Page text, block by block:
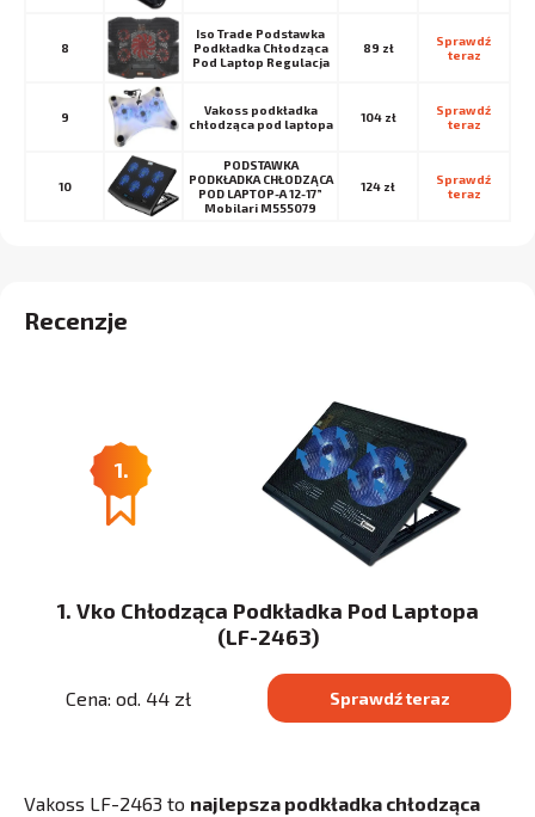
8
Iso Trade Podstawka
Podkładka Chłodząca
Pod Laptop Regulacja
89 zł
Sprawdź
teraz
9
Vakoss podkładka
chłodząca pod laptopa
104 zł
Sprawdź
teraz
10
PODSTAWKA
PODKŁADKA CHŁODZĄCA
POD LAPTOP-A 12-17”
Mobilari M555079
124 zł
Sprawdź
teraz
Recenzje
1.
1. Vko Chłodząca Podkładka Pod Laptopa
(LF-2463)
Cena: od. 44 zł Sprawdź teraz
Vakoss LF-2463 to najlepsza podkładka chłodząca